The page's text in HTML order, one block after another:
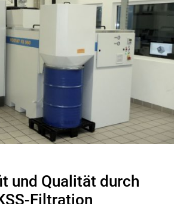
und Qualität durch
Filtration